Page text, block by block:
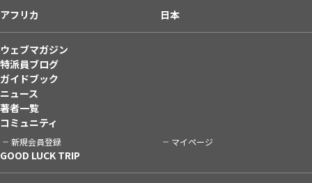
アフリカ
日本
ウェブマガジン
特派員ブログ
ガイドブック
ニュース
著者一覧
コミュニティ
新規会員登録 マイページ
GOOD LUCK TRIP